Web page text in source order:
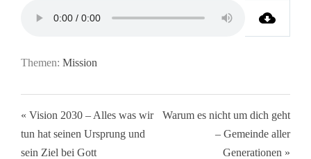
Themen: Mission
« Vision 2030 – Alles was wir
tun hat seinen Ursprung und
sein Ziel bei Gott
Warum es nicht um dich geht
– Gemeinde aller
Generationen »